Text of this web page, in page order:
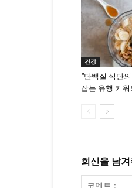
건강
“단백질 식단
잡는 유행 키워
회신을 남